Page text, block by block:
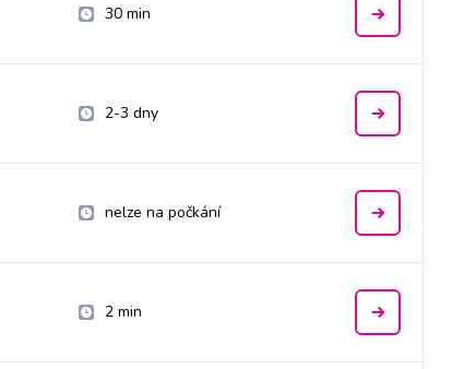
30 min
2-3 dny
nelze na počkání
2 min